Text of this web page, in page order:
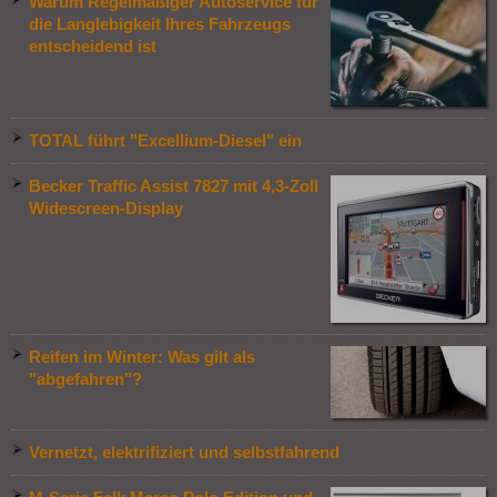
die Langlebigkeit Ihres Fahrzeugs
entscheidend ist
TOTAL führt "Excellium-Diesel" ein
Becker Traffic Assist 7827 mit 4,3-Zoll
Widescreen-Display
Reifen im Winter: Was gilt als
"abgefahren"?
Vernetzt, elektrifiziert und selbstfahrend